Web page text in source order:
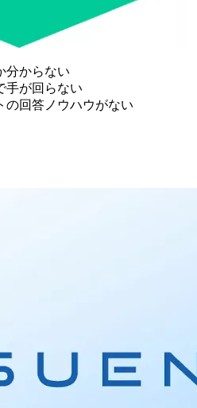
分からない
手が回らない
の回答ノウハウがない